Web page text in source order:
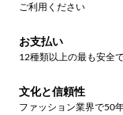
ご利用ください
お支払い
12種類以上の最も安全
文化と信頼性
ファッション業界で50